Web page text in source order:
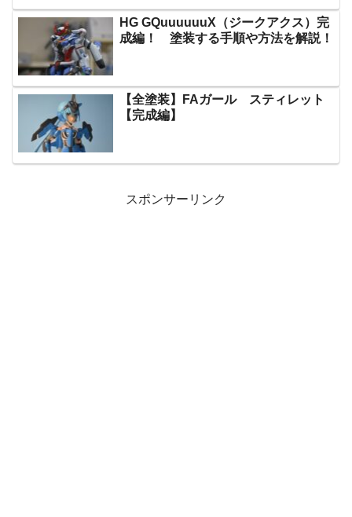
HG GQuuuuuuX（ジークアクス）完
成編！ 塗装する手順や方法を解説！
【全塗装】FAガール スティレット
【完成編】
スポンサーリンク